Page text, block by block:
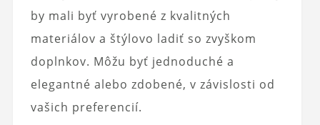
by mali byť vyrobené z kvalitných
materiálov a štýlovo ladiť so zvyškom
doplnkov. Môžu byť jednoduché a
elegantné alebo zdobené, v závislosti od
vašich preferencií.